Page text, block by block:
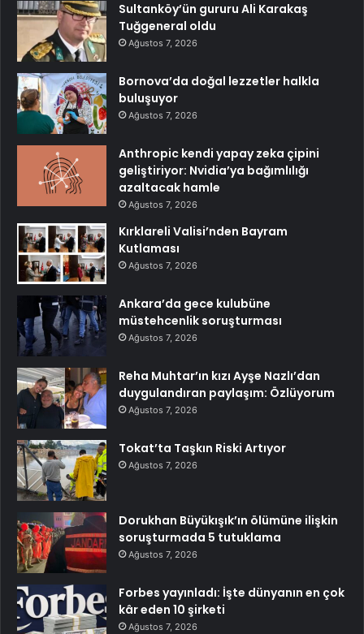
Sultanköy’ün gururu Ali Karakaş
Tuğgeneral oldu
Ağustos 7, 2026
Bornova’da doğal lezzetler halkla
buluşuyor
Ağustos 7, 2026
Anthropic kendi yapay zeka çipini
geliştiriyor: Nvidia’ya bağımlılığı
azaltacak hamle
Ağustos 7, 2026
Kırklareli Valisi’nden Bayram
Kutlaması
Ağustos 7, 2026
Ankara’da gece kulubüne
müstehcenlik soruşturması
Ağustos 7, 2026
Reha Muhtar’ın kızı Ayşe Nazlı’dan
duygulandıran paylaşım: Özlüyorum
Ağustos 7, 2026
Tokat’ta Taşkın Riski Artıyor
Ağustos 7, 2026
Dorukhan Büyükışık’ın ölümüne ilişkin
soruşturmada 5 tutuklama
Ağustos 7, 2026
Forbes yayınladı: İşte dünyanın en çok
kâr eden 10 şirketi
Ağustos 7, 2026